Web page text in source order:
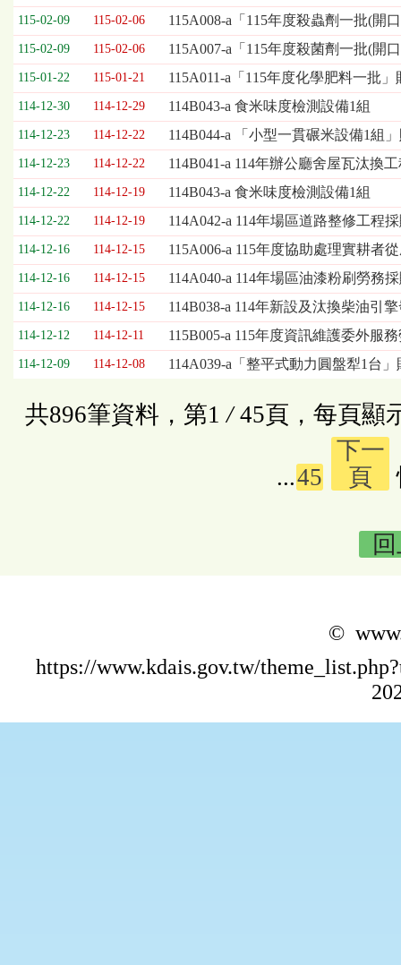
開
標
期、
截
標
日
期、
公
告
事
項
115-02-09 115-02-06 115A008-a「115年度殺蟲劑一批(開
115-02-09 115-02-06 115A007-a「115年度殺菌劑一批(開
115-01-22 115-01-21 115A011-a「115年度化學肥料一批
114-12-30 114-12-29 114B043-a 食米味度檢測設備1組
114-12-23 114-12-22 114B044-a 「小型一貫碾米設備1組
114-12-23 114-12-22 114B041-a 114年辦公廳舍屋瓦汰換
114-12-22 114-12-19 114B043-a 食米味度檢測設備1組
114-12-22 114-12-19 114A042-a 114年場區道路整修工程
114-12-16 114-12-15 115A006-a 115年度協助處理實耕者
114-12-16 114-12-15 114A040-a 114年場區油漆粉刷勞務
114-12-16 114-12-15 114B038-a 114年新設及汰換柴油引
114-12-12 114-12-11 115B005-a 115年度資訊維護委外服
114-12-09 114-12-08 114A039-a「整平式動力圓盤犁1台
共896筆資料，第1 /45頁，每頁顯
...45
下一
頁
©
https://www.kdais.gov.tw/